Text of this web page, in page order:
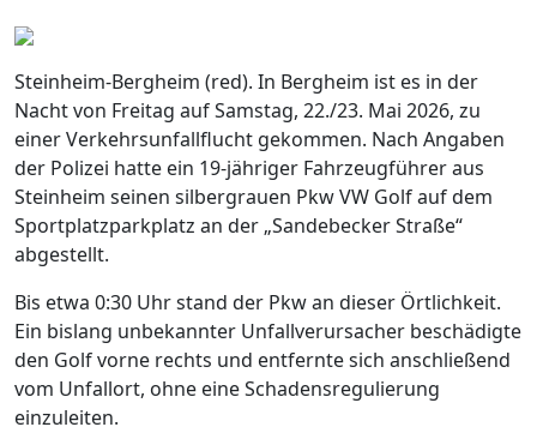
Steinheim-Bergheim (red). In Bergheim ist es in der
Nacht von Freitag auf Samstag, 22./23. Mai 2026, zu
einer Verkehrsunfallflucht gekommen. Nach Angaben
der Polizei hatte ein 19-jähriger Fahrzeugführer aus
Steinheim seinen silbergrauen Pkw VW Golf auf dem
Sportplatzparkplatz an der „Sandebecker Straße“
abgestellt.
Bis etwa 0:30 Uhr stand der Pkw an dieser Örtlichkeit.
Ein bislang unbekannter Unfallverursacher beschädigte
den Golf vorne rechts und entfernte sich anschließend
vom Unfallort, ohne eine Schadensregulierung
einzuleiten.